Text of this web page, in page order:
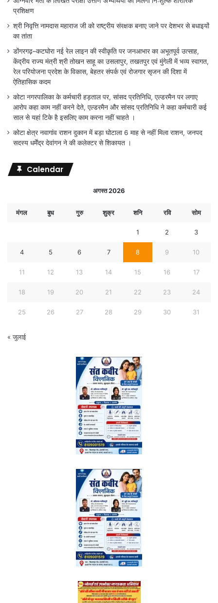
प्रशिक्षण
श्री निवृत्ति नामदास महाराज जी को राष्ट्रीय संरक्षक बनाए जाने पर देशभर से बधाइयों
का तांता
डोंगरगढ़–कटघोरा नई रेल लाइन की स्वीकृति पर जनआभार का अभूतपूर्व उत्साह,
केंद्रीय राज्य मंत्री श्री तोखन साहू का उसलापुर, तखतपुर एवं मुंगेली में भव्य स्वागत,
रेल परियोजना प्रदेश के विकास, बेहतर संपर्क एवं रोजगार सृजन की दिशा में
ऐतिहासिक कदम
कोटा नगरपालिका के कर्मचारी हड़ताल पर, सांसद प्रतिनिधि, एल्डरमैन पर लगाए
आरोप कहा काम नहीं करने देते, एल्डरमैन और सांसद प्रतिनिधि ने कहा कर्मचारी कई
साल से यहां टिके है इसलिए काम करना नहीं चाहते ।
कोटा क्षेत्र नवागांव राशन दुकान में बड़ा घोटाला 6 माह से नहीं मिला राशन, जनपद
सदस्य धर्मेंद्र देवांगन ने की कलेक्टर से शिकायत ।
Calendar
अगस्त 2026
मंगल बुध गुरु शुक्र शनि रवि सोम
1 2 3
4 5 6 7 8 9 10
11 12 13 14 15 16 17
18 19 20 21 22 23 24
25 26 27 28 29 30 31
« जुलाई